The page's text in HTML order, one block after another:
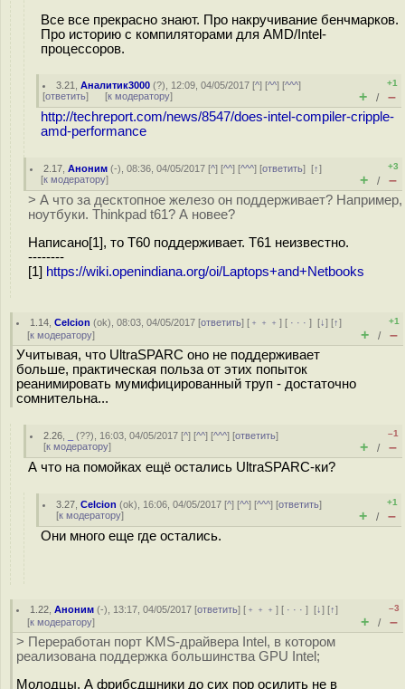
Все все прекрасно знают. Про накручивание бенчмарков.
Про историю с компиляторами для AMD/Intel-
процессоров.
3.21 ,Аналитик3000 (?), 12:09, 04/05/2017 [^] [^^] [^^^]
[ответить] [к модератору]
+1
+ / –
http://techreport.com/news/8547/does-intel-compiler-cripple-
amd-performance
2.17 ,Аноним (-), 08:36, 04/05/2017 [^] [^^] [^^^] [ответить][↑]
[к модератору]
+3
+ / –
> А что за десктопное железо он поддерживает? Например,
ноутбуки. Thinkpad t61? А новее?
Написано[1], то T60 поддерживает. T61 неизвестно.
--------
[1] https://wiki.openindiana.org/oi/Laptops+and+Netbooks
1.14 ,Celcion (ok), 08:03, 04/05/2017 [ответить] [ ﹢﹢﹢] [ · · ·][↓] [↑]
[к модератору]
+1
+ / –
Учитывая, что UltraSPARC оно не поддерживает
больше, практическая польза от этих попыток
реанимировать мумифицированный труп - достаточно
сомнительна...
2.26 (??), 16:03, 04/05/2017 [^] [^^] [^^^] [ответить]
[к модератору]
–1
+ / –
А что на помойках ещё остались UltraSPARC-ки?
3.27 ,Celcion (ok), 16:06, 04/05/2017 [^] [^^] [^^^] [ответить]
[к модератору]
+1
+ / –
Они много еще где остались.
1.22 ,Аноним (-), 13:17, 04/05/2017 [ответить] [ ﹢﹢﹢] [ · · ·][↓] [↑]
[к модератору]
–3
+ / –
> Переработан порт KMS-драйвера Intel, в котором
реализована поддержка большинства GPU Intel;
Молодцы. А фрибсдшники до сих пор осилить не в